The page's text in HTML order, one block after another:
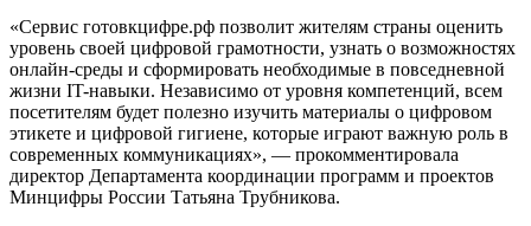
«Сервис готовкцифре.рф позволит жителям страны оценить
уровень своей цифровой грамотности, узнать о возможностях
онлайн-среды и сформировать необходимые в повседневной
жизни IT-навыки. Независимо от уровня компетенций, всем
посетителям будет полезно изучить материалы о цифровом
этикете и цифровой гигиене, которые играют важную роль в
современных коммуникациях», — прокомментировала
директор Департамента координации программ и проектов
Минцифры России Татьяна Трубникова.